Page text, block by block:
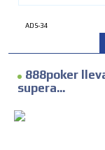
ADS-34
888poker
supera...